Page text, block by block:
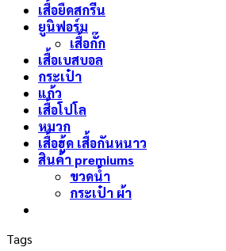
เสื้อยืดสกรีน
ยูนิฟอร์ม
เสื้อกั๊ก
เสื้อเบสบอล
กระเป๋า
แก้ว
เสื้อโปโล
หมวก
เสื้อฮู้ด เสื้อกันหนาว
สินค้า premiums
ขวดน้ำ
กระเป๋า ผ้า
Tags